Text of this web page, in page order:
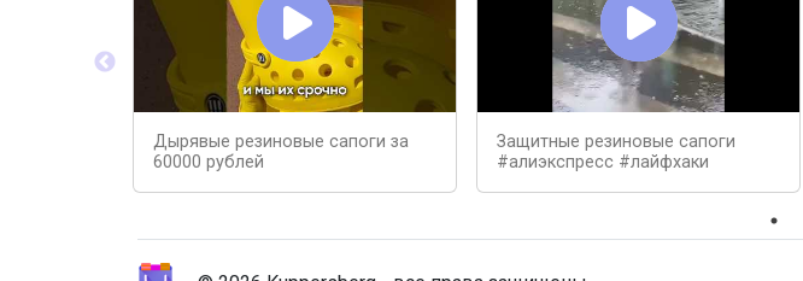
Дырявые резиновые сапоги за
60000 рублей
Защитные резиновые сапоги
#алиэкспресс #лайфхаки